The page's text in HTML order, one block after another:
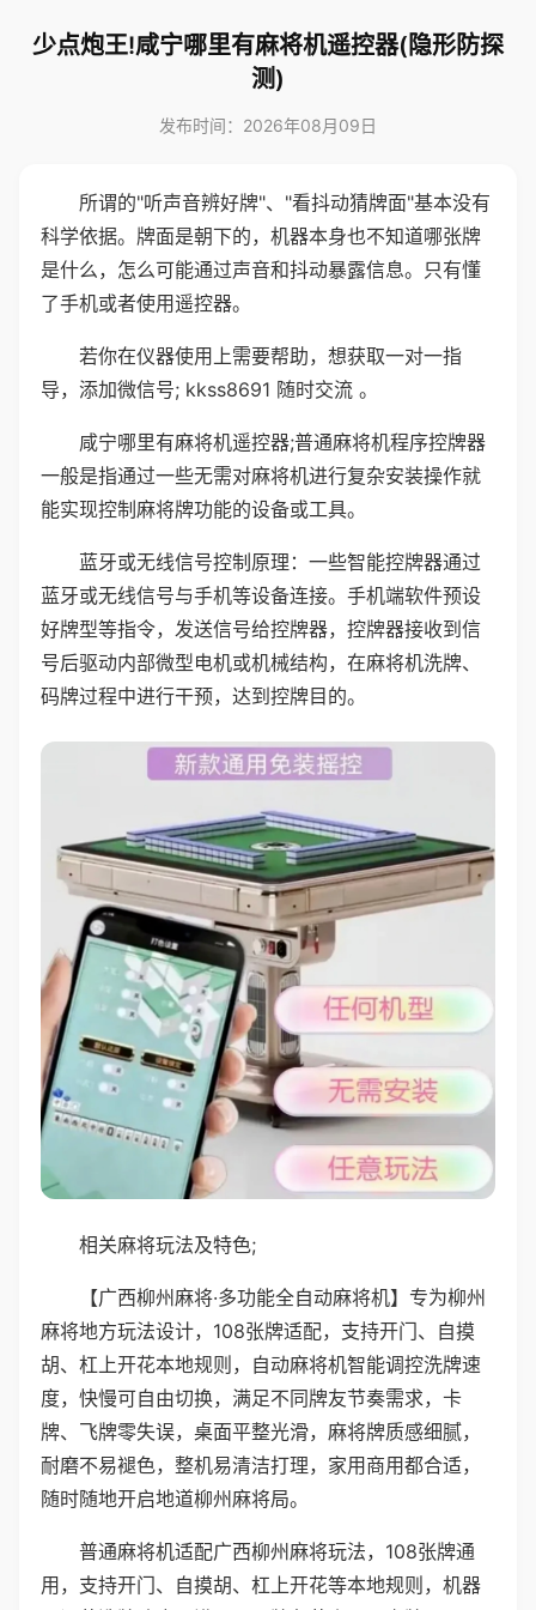
少点炮王!咸宁哪里有麻将机遥控器(隐形防探
测)
发布时间：2026年08月09日
所谓的"听声音辨好牌"、"看抖动猜牌面"基本没有
科学依据。牌面是朝下的，机器本身也不知道哪张牌
是什么，怎么可能通过声音和抖动暴露信息。只有懂
了手机或者使用遥控器。
若你在仪器使用上需要帮助，想获取一对一指
导，添加微信号; kkss8691 随时交流 。
咸宁哪里有麻将机遥控器;普通麻将机程序控牌器
一般是指通过一些无需对麻将机进行复杂安装操作就
能实现控制麻将牌功能的设备或工具。
蓝牙或无线信号控制原理：一些智能控牌器通过
蓝牙或无线信号与手机等设备连接。手机端软件预设
好牌型等指令，发送信号给控牌器，控牌器接收到信
号后驱动内部微型电机或机械结构，在麻将机洗牌、
码牌过程中进行干预，达到控牌目的。
相关麻将玩法及特色;
【广西柳州麻将·多功能全自动麻将机】专为柳州
麻将地方玩法设计，108张牌适配，支持开门、自摸
胡、杠上开花本地规则，自动麻将机智能调控洗牌速
度，快慢可自由切换，满足不同牌友节奏需求，卡
牌、飞牌零失误，桌面平整光滑，麻将牌质感细腻，
耐磨不易褪色，整机易清洁打理，家用商用都合适，
随时随地开启地道柳州麻将局。
普通麻将机适配广西柳州麻将玩法，108张牌通
用，支持开门、自摸胡、杠上开花等本地规则，机器